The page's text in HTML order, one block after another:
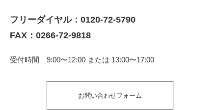
フリーダイヤル： 0120-72-5790
FAX：0266-72-9818
受付時間 9:00〜12:00 または 13:00〜17:00
お問い合わせフォーム